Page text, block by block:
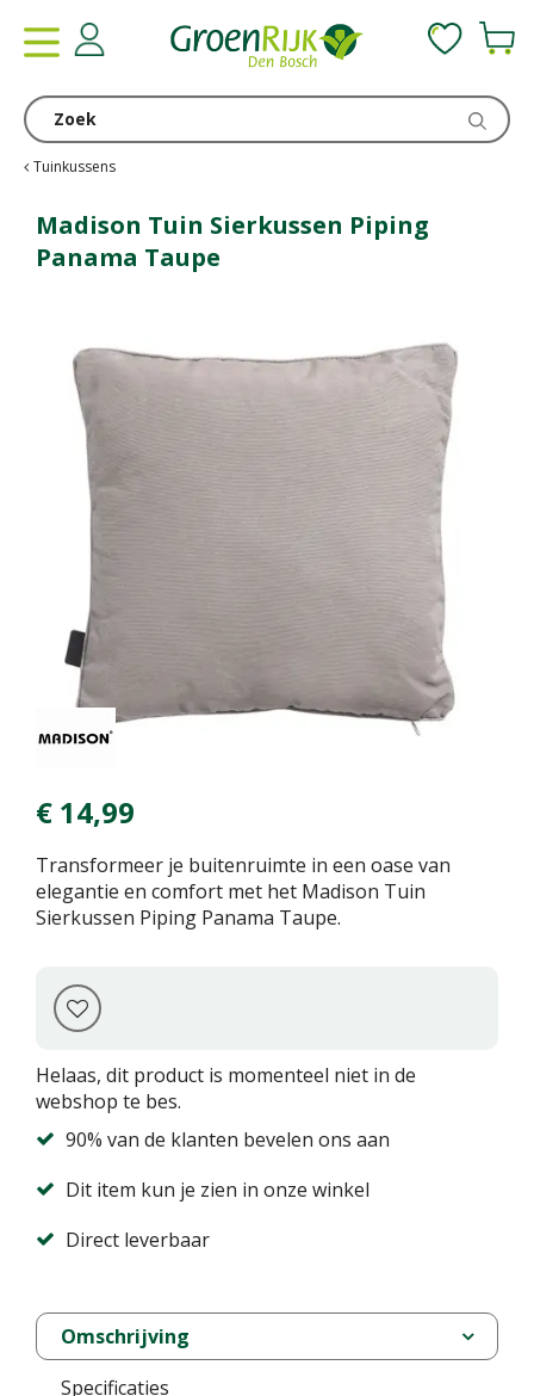
Tuinkussens
Madison Tuin Sierkussen Piping
Panama Taupe
€ 14,99
Transformeer je buitenruimte in een oase van
elegantie en comfort met het Madison Tuin
Sierkussen Piping Panama Taupe.
Helaas, dit product is momenteel niet in de
webshop te bes.
90% van de klanten bevelen ons aan
Dit item kun je zien in onze winkel
Direct leverbaar
Omschrijving
Specificaties